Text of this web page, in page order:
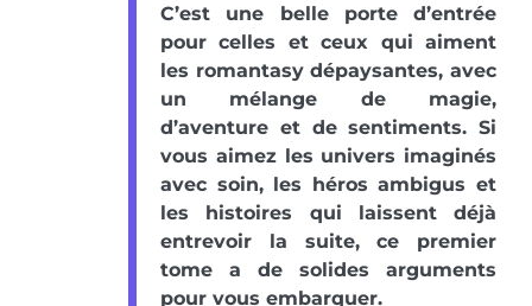
C’est une belle porte d’entrée
pour celles et ceux qui aiment
les romantasy dépaysantes, avec
un mélange de magie,
d’aventure et de sentiments. Si
vous aimez les univers imaginés
avec soin, les héros ambigus et
les histoires qui laissent déjà
entrevoir la suite, ce premier
tome a de solides arguments
pour vous embarquer.